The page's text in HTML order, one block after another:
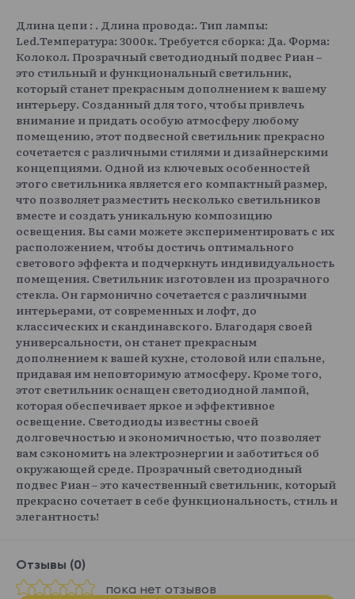
Длина цепи : . Длина провода:. Тип лампы:
Led.Температура: 3000к. Требуется сборка: Да. Форма:
Колокол. Прозрачный светодиодный подвес Риан –
это стильный и функциональный светильник,
который станет прекрасным дополнением к вашему
интерьеру. Созданный для того, чтобы привлечь
внимание и придать особую атмосферу любому
помещению, этот подвесной светильник прекрасно
сочетается с различными стилями и дизайнерскими
концепциями. Одной из ключевых особенностей
этого светильника является его компактный размер,
что позволяет разместить несколько светильников
вместе и создать уникальную композицию
освещения. Вы сами можете экспериментировать с их
расположением, чтобы достичь оптимального
светового эффекта и подчеркнуть индивидуальность
помещения. Светильник изготовлен из прозрачного
стекла. Он гармонично сочетается с различными
интерьерами, от современных и лофт, до
классических и скандинавского. Благодаря своей
универсальности, он станет прекрасным
дополнением к вашей кухне, столовой или спальне,
придавая им неповторимую атмосферу. Кроме того,
этот светильник оснащен светодиодной лампой,
которая обеспечивает яркое и эффективное
освещение. Светодиоды известны своей
долговечностью и экономичностью, что позволяет
вам сэкономить на электроэнергии и заботиться об
окружающей среде. Прозрачный светодиодный
подвес Риан – это качественный светильник, который
прекрасно сочетает в себе функциональность, стиль и
элегантность!
Отзывы (0)
пока нет отзывов